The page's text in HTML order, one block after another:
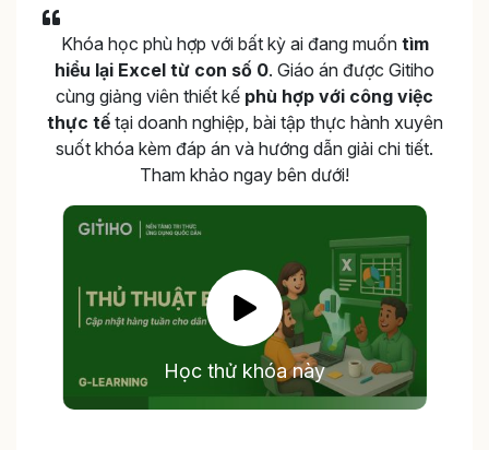
Khóa học phù hợp với bất kỳ ai đang muốn tìm
hiểu lại Excel từ con số 0. Giáo án được Gitiho
cùng giảng viên thiết kế phù hợp với công việc
thực tếtại doanh nghiệp, bài tập thực hành xuyên
suốt khóa kèm đáp án và hướng dẫn giải chi tiết.
Tham khảo ngay bên dưới!
Học thử khóa này